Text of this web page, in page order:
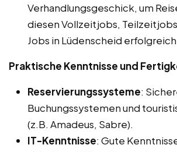
Verhandlungsgeschick, um
diesen Vollzeitjobs,
Jobs in Lüdenscheid
Praktische Kenntnisse und
Reservierungssysteme:
Buchungssystemen und
(z.B. Amadeus, Sabre).
IT-Kenntnisse: Gute